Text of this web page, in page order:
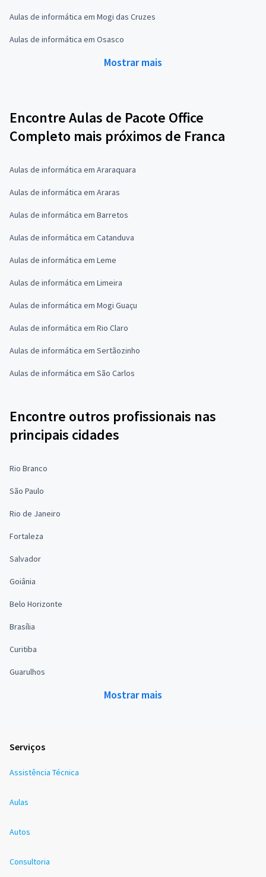
Aulas de informática em Mogi das Cruzes
Aulas de informática em Osasco
Mostrar mais
Encontre Aulas de Pacote Office
Completo mais próximos de Franca
Aulas de informática em Araraquara
Aulas de informática em Araras
Aulas de informática em Barretos
Aulas de informática em Catanduva
Aulas de informática em Leme
Aulas de informática em Limeira
Aulas de informática em Mogi Guaçu
Aulas de informática em Rio Claro
Aulas de informática em Sertãozinho
Aulas de informática em São Carlos
Encontre outros profissionais nas
principais cidades
Rio Branco
São Paulo
Rio de Janeiro
Fortaleza
Salvador
Goiânia
Belo Horizonte
Brasília
Curitiba
Guarulhos
Mostrar mais
Serviços
Assistência Técnica
Aulas
Autos
Consultoria